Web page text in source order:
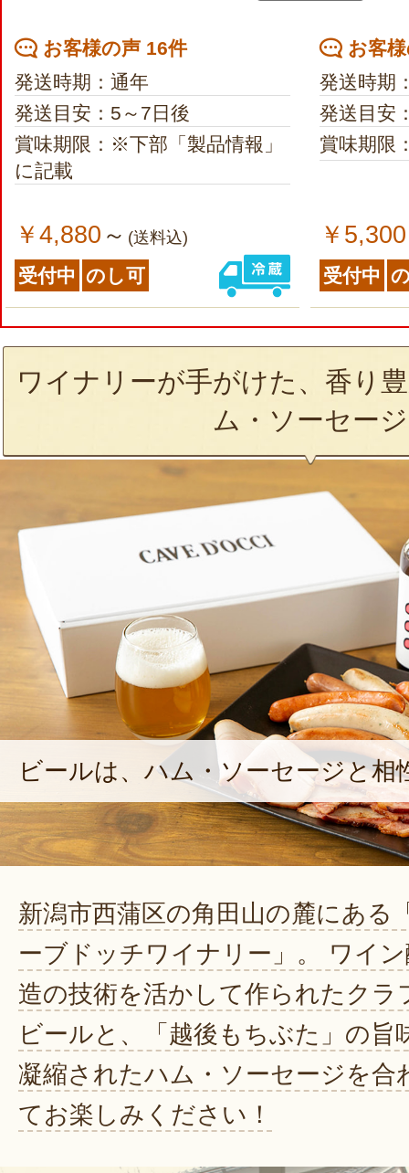
お客様の声 16件
発送時期：通年
発送目安：5～7日後
賞味期限：※下部「製品情報」
に記載
￥4,880 ～ (送料込)
受付中 のし可
お客
発送時期
発送目安
賞味期限
￥5,300
受付中
ワイナリーが手がけた、香り
ム・ソーセージ
ビールは、ハム・ソーセージと相
新潟市西蒲区の角田山の麓にある
ーブドッチワイナリー」。 ワイ
造の技術を活かして作られたクラ
ビールと、「越後もちぶた」の旨
凝縮されたハム・ソーセージを合
てお楽しみください！